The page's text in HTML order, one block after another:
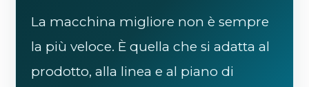
La macchina migliore non è sempre
la più veloce. È quella che si adatta al
prodotto, alla linea e al piano di